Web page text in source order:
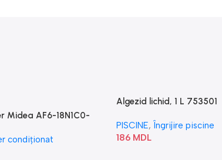
Midea AF6-18N1C0-
condiționat
Algezid lichid, 1 L 753501
PISCINE, Îngrijire piscine
186 MDL